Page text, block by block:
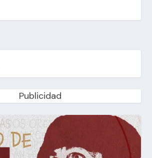
Publicidad